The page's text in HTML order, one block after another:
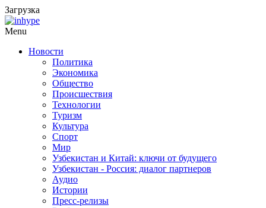
Загрузка
Menu
Новости
Политика
Экономика
Общество
Происшествия
Технологии
Туризм
Культура
Спорт
Мир
Узбекистан и Китай: ключи от будущего
Узбекистан - Россия: диалог партнеров
Аудио
Истории
Пресс-релизы